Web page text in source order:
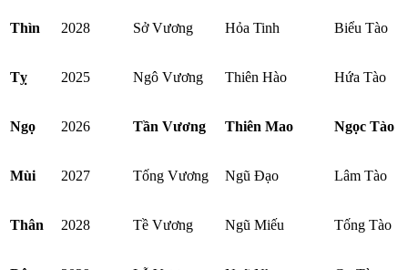
Thìn 2028 Sở Vương Hỏa Tinh Biểu Tào
Tỵ 2025 Ngô Vương Thiên Hào Hứa Tào
Ngọ 2026 Tần Vương Thiên Mao Ngọc Tào
Mùi 2027 Tống Vương Ngũ Đạo Lâm Tào
Thân 2028 Tề Vương Ngũ Miếu Tống Tào